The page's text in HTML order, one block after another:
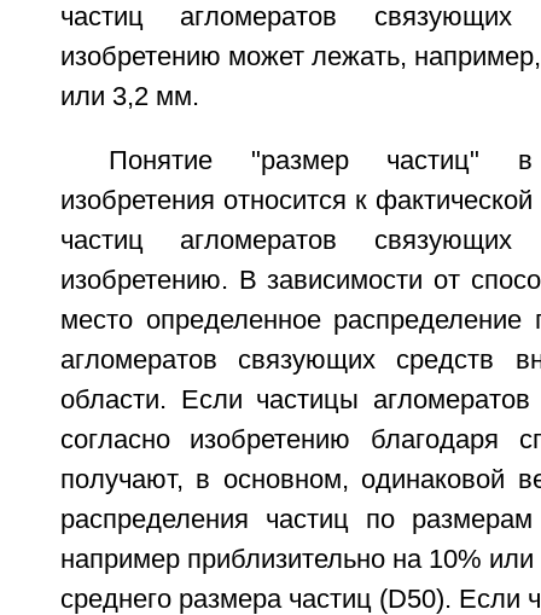
частиц агломератов связующих
изобретению может лежать,
или 3,2 мм.
Понятие "размер частиц"
изобретения относится к
частиц агломератов связующих
изобретению. В зависимости от
место определенное
агломератов связующих средств
области. Если частицы
согласно изобретению благодаря
получают, в основном, одинаковой
распределения частиц по
например приблизительно на 10% или
среднего размера частиц (D50). Если